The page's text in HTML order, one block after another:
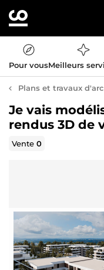
Pour vousMeilleurs
Plans et travaux
Je vais
rendus 3D de
Vente0